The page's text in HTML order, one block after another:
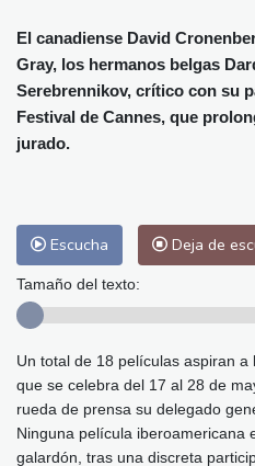
Málaga
27 °C
Las Palmas de Gran
Ibiza
29 °C
Caracas
29 °C
El canadiense David
Gray, los hermanos belgas
Serebrennikov, crítico con su
Festival de Cannes, que
jurado.
Escucha Deja de
Tamaño del texto:
Un total de 18 películas aspiran a
que se celebra del 17 al 28 de
rueda de prensa su delegado
Ninguna película iberoamericana
galardón, tras una discreta